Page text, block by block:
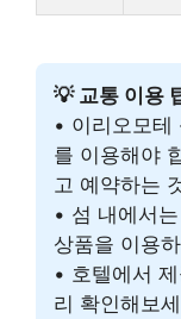
💡 교통 이용
• 이리오모테
를 이용해야
고 예약하는
• 섬 내에서
상품을 이용
• 호텔에서
리 확인해보